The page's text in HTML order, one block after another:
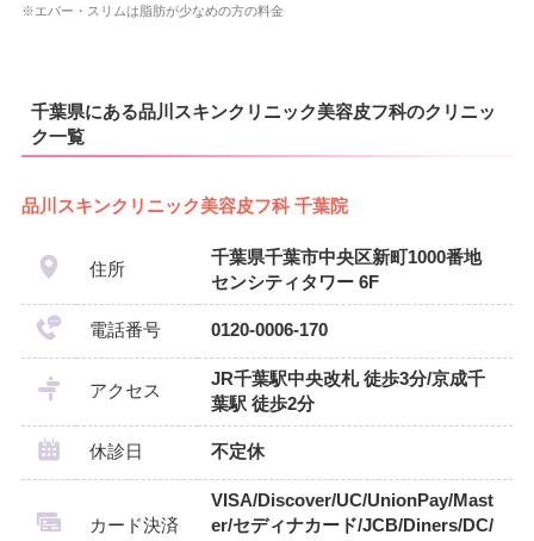
※エバー・スリムは脂肪が少なめの方の料金
千葉県にある品川スキンクリニック美容皮フ科のクリニッ
ク一覧
品川スキンクリニック美容皮フ科 千葉院
住所
千葉県千葉市中央区新町1000番地
センシティタワー 6F
電話番号 0120-0006-170
アクセス
JR千葉駅中央改札 徒歩3分/京成千
葉駅 徒歩2分
休診日 不定休
カード決済
VISA/Discover/UC/UnionPay/Mast
er/セディナカード/JCB/Diners/DC/